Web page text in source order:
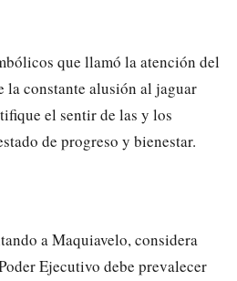
que llamó la atención del
constante alusión al jaguar
el sentir de las y los
de progreso y bienestar.
a Maquiavelo, considera
Ejecutivo debe prevalecer